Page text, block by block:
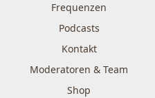
Frequenzen
Podcasts
Kontakt
Moderatoren & Team
Shop